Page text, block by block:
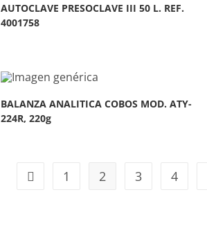
AUTOCLAVE PRESOCLAVE III 50 L. REF.
4001758
BALANZA ANALITICA COBOS MOD. ATY-
224R, 220g
1 2 3 4